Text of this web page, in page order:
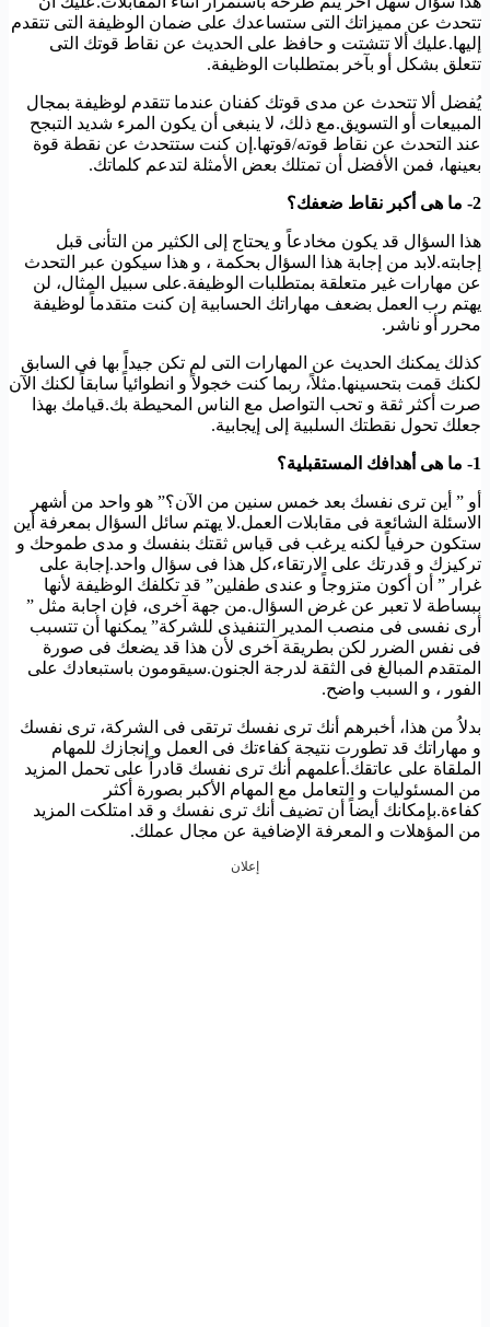
تتحدث عن مميزاتك التى ستساعدك على ضمان الوظيفة التى تتقدم
إليها.عليك ألا تتشتت و حافظ على الحديث عن نقاط قوتك التى
تتعلق بشكل أو بآخر بمتطلبات الوظيفة.
يُفضل ألا تتحدث عن مدى قوتك كفنان عندما تتقدم لوظيفة بمجال
المبيعات أو التسويق.مع ذلك، لا ينبغى أن يكون المرء شديد التبجح
عند التحدث عن نقاط قوته/قوتها.إن كنت ستتحدث عن نقطة قوة
بعينها، فمن الأفضل أن تمتلك بعض الأمثلة لتدعم كلماتك.
2- ما هى أكبر نقاط ضعفك؟
هذا السؤال قد يكون مخادعاً و يحتاج إلى الكثير من التأنى قبل
إجابته.لابد من إجابة هذا السؤال بحكمة ، و هذا سيكون عبر التحدث
عن مهارات غير متعلقة بمتطلبات الوظيفة.على سبيل المثال، لن
يهتم رب العمل بضعف مهاراتك الحسابية إن كنت متقدماً لوظيفة
محرر أو ناشر.
كذلك يمكنك الحديث عن المهارات التى لم تكن جيداً بها فى السابق
لكنك قمت بتحسينها.مثلاً، ربما كنت خجولاً و انطوائياً سابقاً لكنك الآن
صرت أكثر ثقة و تحب التواصل مع الناس المحيطة بك.قيامك بهذا
جعلك تحول نقطتك السلبية إلى إيجابية.
1- ما هى أهدافك المستقبلية؟
أو ” أين ترى نفسك بعد خمس سنين من الآن؟” هو واحد من أشهر
الاسئلة الشائعة فى مقابلات العمل.لا يهتم سائل السؤال بمعرفة أين
ستكون حرفياً لكنه يرغب فى قياس ثقتك بنفسك و مدى طموحك و
تركيزك و قدرتك على الارتقاء،كل هذا فى سؤال واحد.إجابة على
غرار ” أن أكون متزوجاً و عندى طفلين” قد تكلفك الوظيفة لأنها
ببساطة لا تعبر عن غرض السؤال.من جهة آخرى، فإن اجابة مثل ”
أرى نفسى فى منصب المدير التنفيذى للشركة” يمكنها أن تتسبب
فى نفس الضرر لكن بطريقة آخرى لأن هذا قد يضعك فى صورة
المتقدم المبالغ فى الثقة لدرجة الجنون.سيقومون باستبعادك على
الفور ، و السبب واضح.
بدلاُ من هذا، أخبرهم أنك ترى نفسك ترتقى فى الشركة، ترى نفسك
و مهاراتك قد تطورت نتيجة كفاءتك فى العمل و إنجازك للمهام
الملقاة على عاتقك.أعلمهم أنك ترى نفسك قادراً على تحمل المزيد
من المسئوليات و التعامل مع المهام الأكبر بصورة أكثر
كفاءة.بإمكانك أيضاً أن تضيف أنك ترى نفسك و قد امتلكت المزيد
من المؤهلات و المعرفة الإضافية عن مجال عملك.
إعلان